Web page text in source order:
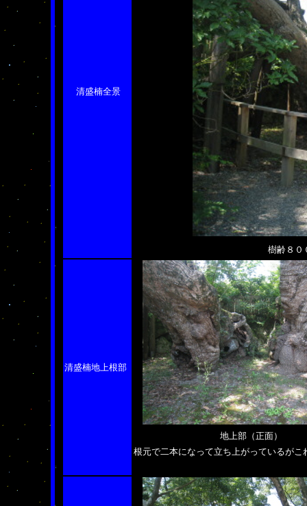
清盛楠全景
樹齢８０
清盛楠地上根部
地上部（正面）
根元で二本になって立ち上がっているが